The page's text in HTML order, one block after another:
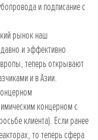
и подписание с
рынок наш
и эффективно
теперь открывают
и в Азии.
концерном с
клиента). Если ранее
то теперь сфера